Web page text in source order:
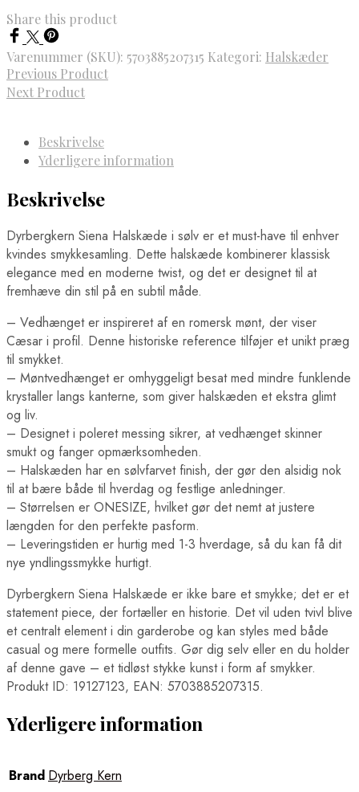
Share this product
Varenummer (SKU): 5703885207315 Kategori: Halskæder
Previous Product
Next Product
Beskrivelse
Yderligere information
Beskrivelse
Dyrbergkern Siena Halskæde i sølv er et must-have til enhver
kvindes smykkesamling. Dette halskæde kombinerer klassisk
elegance med en moderne twist, og det er designet til at
fremhæve din stil på en subtil måde.
– Vedhænget er inspireret af en romersk mønt, der viser
Cæsar i profil. Denne historiske reference tilføjer et unikt præg
til smykket.
– Møntvedhænget er omhyggeligt besat med mindre funklende
krystaller langs kanterne, som giver halskæden et ekstra glimt
og liv.
– Designet i poleret messing sikrer, at vedhænget skinner
smukt og fanger opmærksomheden.
– Halskæden har en sølvfarvet finish, der gør den alsidig nok
til at bære både til hverdag og festlige anledninger.
– Størrelsen er ONESIZE, hvilket gør det nemt at justere
længden for den perfekte pasform.
– Leveringstiden er hurtig med 1-3 hverdage, så du kan få dit
nye yndlingssmykke hurtigt.
Dyrbergkern Siena Halskæde er ikke bare et smykke; det er et
statement piece, der fortæller en historie. Det vil uden tvivl blive
et centralt element i din garderobe og kan styles med både
casual og mere formelle outfits. Gør dig selv eller en du holder
af denne gave – et tidløst stykke kunst i form af smykker.
Produkt ID: 19127123, EAN: 5703885207315.
Yderligere information
Brand Dyrberg Kern